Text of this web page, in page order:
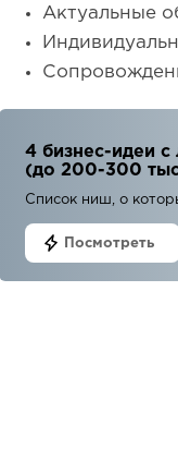
Актуальные
4 бизнес-идеи
(до 200-300
Список ниш, о
Посмотреть